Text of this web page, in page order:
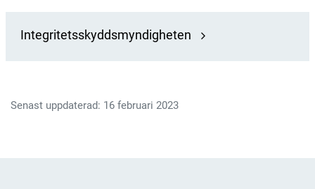
Integritetsskyddsmyndigheten
Senast uppdaterad: 16 februari 2023